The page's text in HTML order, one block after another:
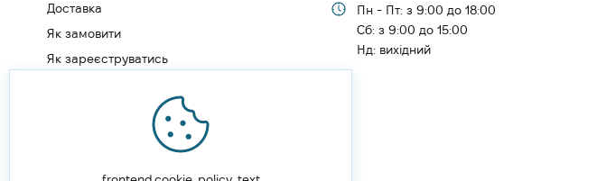
Доставка
Як замовити
Як зареєструватись
Пн - Пт: з 9:00 до 18:00
Cб: з 9:00 до 15:00
Нд: вихідний